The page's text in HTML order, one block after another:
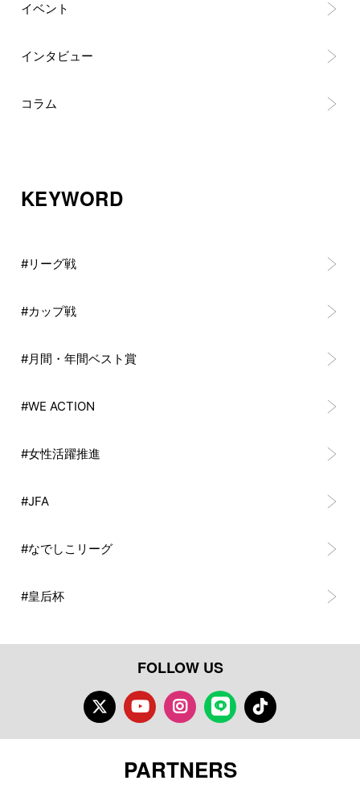
イベント
インタビュー
コラム
KEYWORD
#リーグ戦
#カップ戦
#月間・年間ベスト賞
#WE ACTION
#女性活躍推進
#JFA
#なでしこリーグ
#皇后杯
FOLLOW US
TwitterYoutubeInstagram
LINE TikTok
PARTNERS